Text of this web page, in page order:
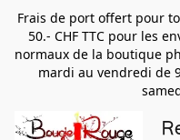
Frais de port offert pour
50.- CHF TTC pour les
normaux de la boutique
mardi au vendredi de